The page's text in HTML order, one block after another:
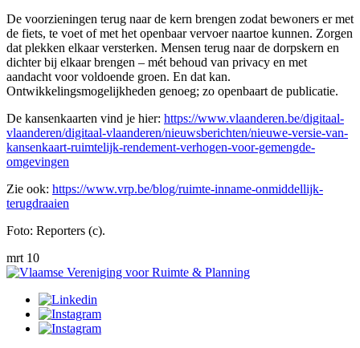
De voorzieningen terug naar de kern brengen zodat bewoners er met
de fiets, te voet of met het openbaar vervoer naartoe kunnen. Zorgen
dat plekken elkaar versterken. Mensen terug naar de dorpskern en
dichter bij elkaar brengen – mét behoud van privacy en met
aandacht voor voldoende groen. En dat kan.
Ontwikkelingsmogelijkheden genoeg; zo openbaart de publicatie.
De kansenkaarten vind je hier: https://www.vlaanderen.be/digitaal-
vlaanderen/digitaal-vlaanderen/nieuwsberichten/nieuwe-versie-van-
kansenkaart-ruimtelijk-rendement-verhogen-voor-gemengde-
omgevingen
Zie ook: https://www.vrp.be/blog/ruimte-inname-onmiddellijk-
terugdraaien
Foto: Reporters (c).
mrt 10